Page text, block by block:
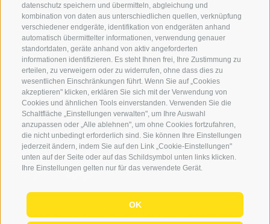
datenschutz speichern und übermitteln, abgleichung und
kombination von daten aus unterschiedlichen quellen, verknüpfung
verschiedener endgeräte, identifikation von endgeräten anhand
automatisch übermittelter informationen, verwendung genauer
standortdaten, geräte anhand von aktiv angeforderten
informationen identifizieren. Es steht Ihnen frei, Ihre Zustimmung zu
erteilen, zu verweigern oder zu widerrufen, ohne dass dies zu
wesentlichen Einschränkungen führt. Wenn Sie auf „Cookies
akzeptieren" klicken, erklären Sie sich mit der Verwendung von
Cookies und ähnlichen Tools einverstanden. Verwenden Sie die
Schaltfläche „Einstellungen verwalten", um Ihre Auswahl
anzupassen oder „Alle ablehnen", um ohne Cookies fortzufahren,
die nicht unbedingt erforderlich sind. Sie können Ihre Einstellungen
jederzeit ändern, indem Sie auf den Link „Cookie-Einstellungen"
unten auf der Seite oder auf das Schildsymbol unten links klicken.
Ihre Einstellungen gelten nur für das verwendete Gerät.
OK
Leihausrüstung
Login
Bezahlung
Partner
Pauschalreiserichtlinie
© 2026 Globo Activ GmBH | it | en | IT02778720215